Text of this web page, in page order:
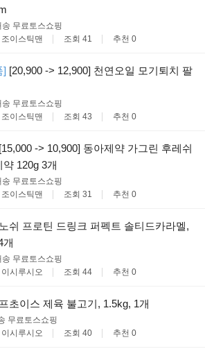
송 무료토스쇼핑
조이스틱맨 조회 41 추천 0
] [20,900 -> 12,900] 천연오일 모기퇴치 팔
송 무료토스쇼핑
조이스틱맨 조회 43 추천 0
[15,000 -> 10,900] 동아제약 가그린 후레쉬
약 120g 3개
송 무료토스쇼핑
조이스틱맨 조회 31 추천 0
쉬 프로틴 드링크 퍼펙트 솔티드카라멜,
개
송 무료토스쇼핑
이시루시오 조회 44 추천 0
초이스 제육 불고기, 1.5kg, 1개
무료토스쇼핑
이시루시오 조회 40 추천 0